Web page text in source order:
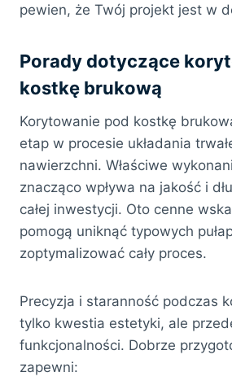
pewien, że Twój projekt jest w
Porady dotyczące
kostkę brukową
Korytowanie pod kostkę
etap w procesie układania
nawierzchni. Właściwe
znacząco wpływa na jakość i
całej inwestycji. Oto cenne
pomogą uniknąć typowych
zoptymalizować cały proces.
Precyzja i staranność podczas
tylko kwestia estetyki, ale
funkcjonalności. Dobrze
zapewni: